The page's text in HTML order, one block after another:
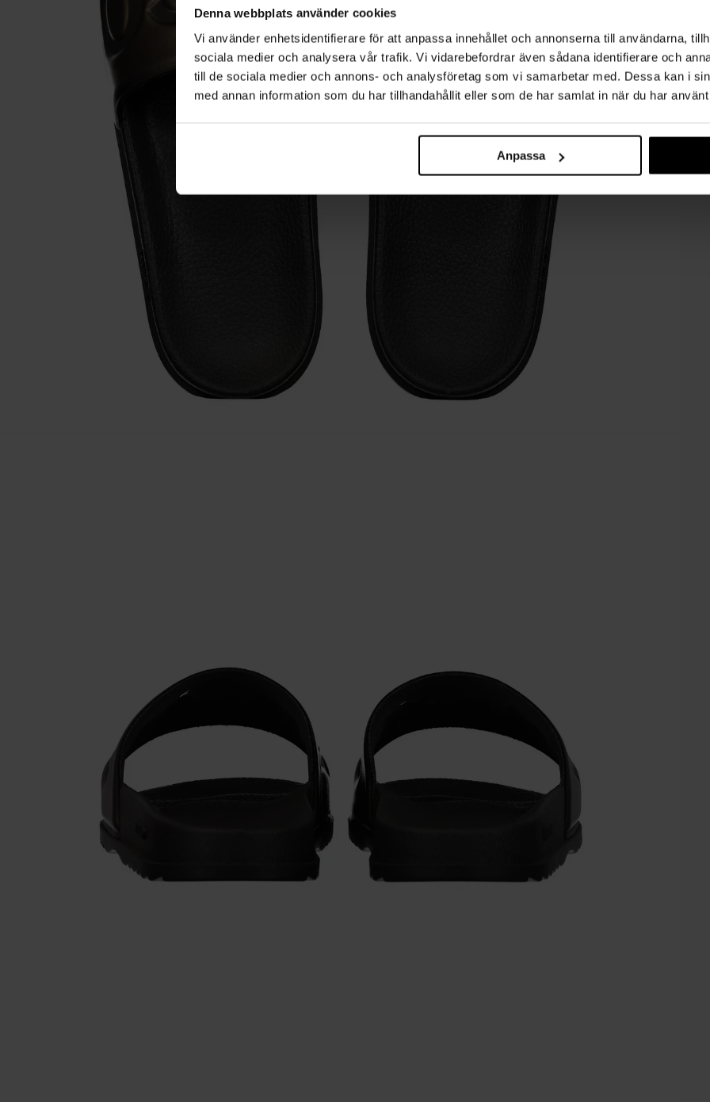
Denna webbplats använder cookies
Vi använder enhetsidentifierare för att anpassa innehållet och annonserna till användarna,
sociala medier och analysera vår trafik. Vi vidarebefordrar även sådana identifierare och
till de sociala medier och annons- och analysföretag som vi samarbetar med. Dessa kan i
med annan information som du har tillhandahållit eller som de har samlat in när du har
Anpassa